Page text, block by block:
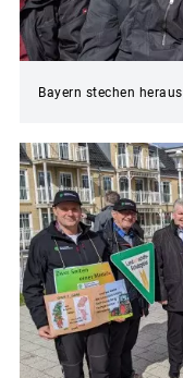
Bayern stechen heraus